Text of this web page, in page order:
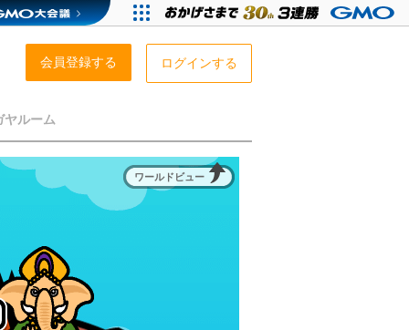
会員登録する ログインする
ヤルーム
ワールドビュー